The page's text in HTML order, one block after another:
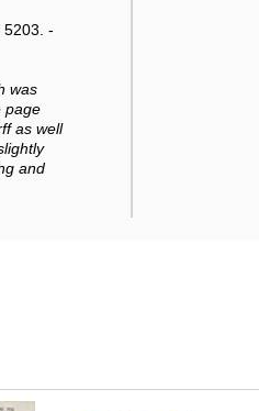
5203. -
was
page
as well
and